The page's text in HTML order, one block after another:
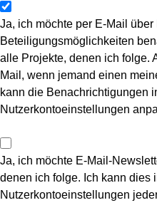
Ja, ich möchte per E-Mail
Beteiligungsmöglichkeiten
alle Projekte, denen ich folge.
Mail, wenn jemand einen
kann die Benachrichtigungen
Nutzerkontoeinstellungen
Ja, ich möchte E-Mail-
denen ich folge. Ich kann dies
Nutzerkontoeinstellungen